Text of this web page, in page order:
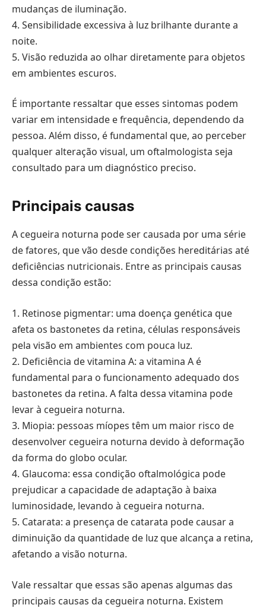
mudanças de iluminação.
4. Sensibilidade excessiva à luz brilhante durante a
noite.
5. Visão reduzida ao olhar diretamente para objetos
em ambientes escuros.
É importante ressaltar que esses sintomas podem
variar em intensidade e frequência, dependendo da
pessoa. Além disso, é fundamental que, ao perceber
qualquer alteração visual, um oftalmologista seja
consultado para um diagnóstico preciso.
Principais causas
A cegueira noturna pode ser causada por uma série
de fatores, que vão desde condições hereditárias até
deficiências nutricionais. Entre as principais causas
dessa condição estão:
1. Retinose pigmentar: uma doença genética que
afeta os bastonetes da retina, células responsáveis
pela visão em ambientes com pouca luz.
2. Deficiência de vitamina A: a vitamina A é
fundamental para o funcionamento adequado dos
bastonetes da retina. A falta dessa vitamina pode
levar à cegueira noturna.
3. Miopia: pessoas míopes têm um maior risco de
desenvolver cegueira noturna devido à deformação
da forma do globo ocular.
4. Glaucoma: essa condição oftalmológica pode
prejudicar a capacidade de adaptação à baixa
luminosidade, levando à cegueira noturna.
5. Catarata: a presença de catarata pode causar a
diminuição da quantidade de luz que alcança a retina,
afetando a visão noturna.
Vale ressaltar que essas são apenas algumas das
principais causas da cegueira noturna. Existem